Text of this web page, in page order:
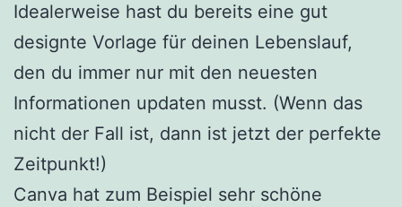
Idealerweise hast du bereits eine gut
designte Vorlage für deinen Lebenslauf,
den du immer nur mit den neuesten
Informationen updaten musst. (Wenn das
nicht der Fall ist, dann ist jetzt der perfekte
Zeitpunkt!)
Canva hat zum Beispiel sehr schöne